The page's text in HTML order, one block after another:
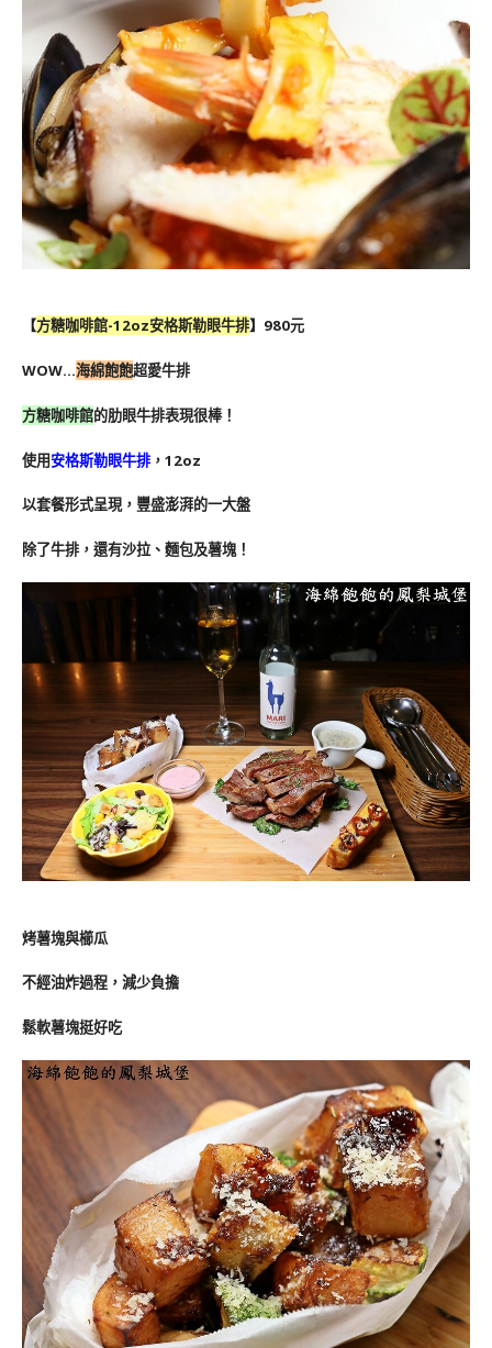
【方糖咖啡館-12oz安格斯勒眼牛排】980元
WOW…海綿飽飽超愛牛排
方糖咖啡館的肋眼牛排表現很棒！
使用安格斯勒眼牛排，12oz
以套餐形式呈現，豐盛澎湃的一大盤
除了牛排，還有沙拉、麵包及薯塊！
烤薯塊與櫛瓜
不經油炸過程，減少負擔
鬆軟薯塊挺好吃